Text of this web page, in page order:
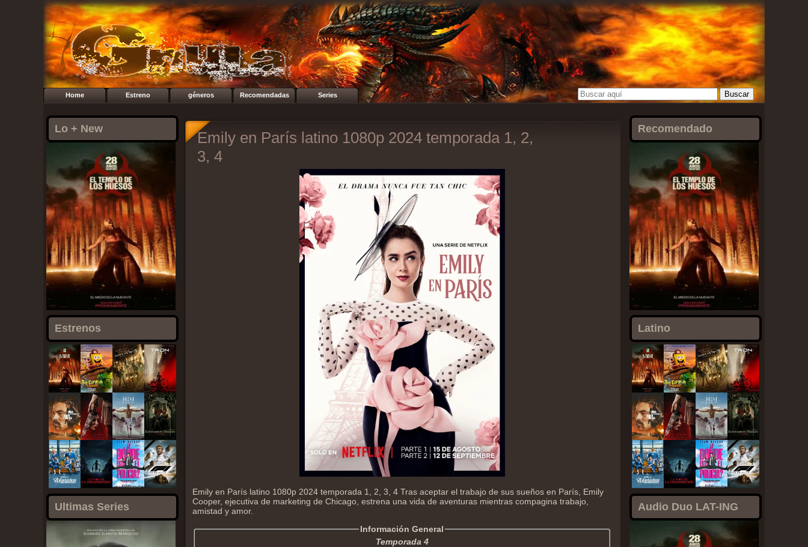
Home Estreno géneros Recomendadas Series
Recomendado
Latino
Audio Duo LAT-ING
Lo + New
Estrenos
Ultimas Series
Emily en París latino 1080p 2024 temporada 1, 2,
3, 4
Emily en París latino 1080p 2024 temporada 1, 2, 3, 4 Tras aceptar el trabajo de sus sueños en París, Emily
Cooper, ejecutiva de marketing de Chicago, estrena una vida de aventuras mientras compagina trabajo,
amistad y amor.
Información General
Temporada 4